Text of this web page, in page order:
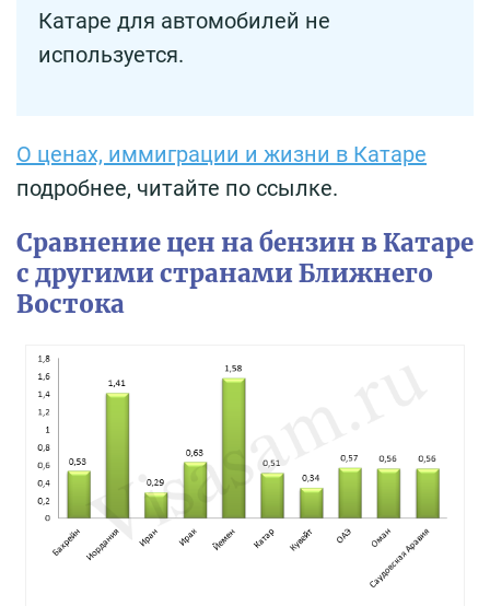
Катаре для автомобилей не
используется.
О ценах, иммиграции и жизни в Катаре
подробнее, читайте по ссылке.
Сравнение цен на бензин в Катаре
с другими странами Ближнего
Востока